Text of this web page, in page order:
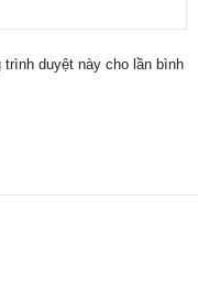
trình duyệt này cho lần bình